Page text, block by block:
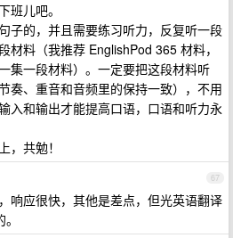
班儿吧。
子的，并且需要练习听力，反复听一段
材料（我推荐 EnglishPod 365 材料，
集一段材料）。一定要把这段材料听
奏、重音和音频里的保持一致），不用
入和输出才能提高口语，口语和听力永
，共勉！
67
响应很快，其他是差点，但光英语翻译